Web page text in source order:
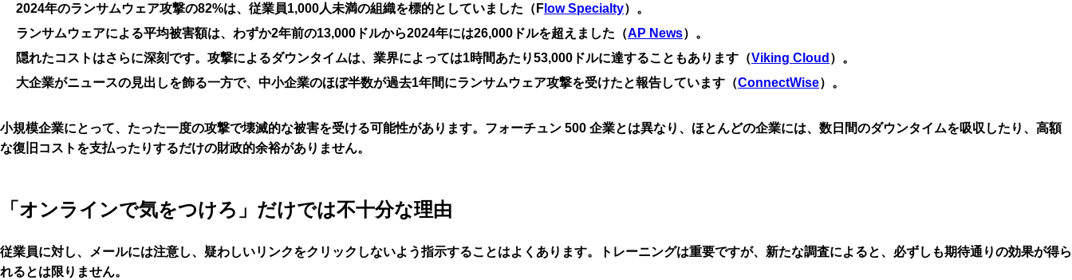
2024年のランサムウェア攻撃の82%は、従業員1,000人未満の組織を標的としていました （F low Specialty）。
ランサムウェアによる平均被害額は、わずか2年前の13,000ドルから2024年には26,000ドルを超え ました（AP News）。
隠れたコストはさらに深刻です。攻撃によるダウンタイムは、業界によっては1時間あたり53,000ドルに達することもあります（Viking Cloud ）。
大企業がニュースの見出しを飾る一方で、 中小企業のほぼ半数が過去1年間にランサムウェア攻撃を受けたと報告しています（ConnectWise）。
小規模企業にとって、たった一度の攻撃で壊滅的な被害を受ける可能性があります。フォーチュン 500 企業とは異なり、ほとんどの企業には、数日間のダウンタイムを吸収したり、高額
な復旧コストを支払ったりするだけの財政的余裕がありません。
「オンラインで気をつけろ」だけでは不十分な理由
従業員に対し、メールには注意し、疑わしいリンクをクリックしないよう指示することはよくあります。トレーニングは重要ですが、新たな調査によると、必ずしも期待通りの効果が得ら
れるとは限りません。